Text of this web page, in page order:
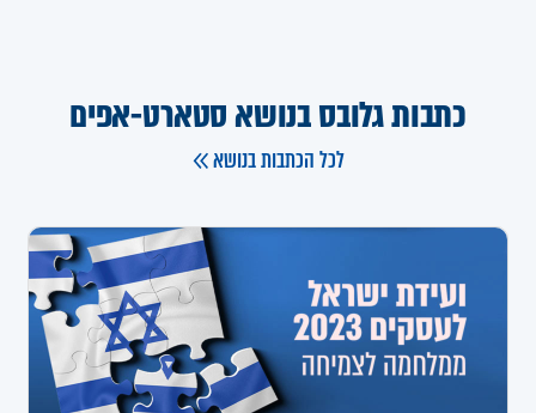
כתבות גלובס בנושא סטארט-אפים
לכל הכתבות בנושא